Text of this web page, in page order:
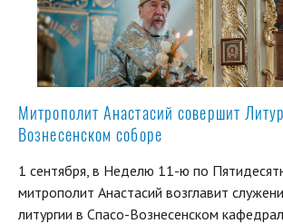
Митрополит Анастасий совершит
Вознесенском соборе
1 сентября, в Неделю 11-ю по
митрополит Анастасий возглавит
литургии в Спасо-Вознесенском